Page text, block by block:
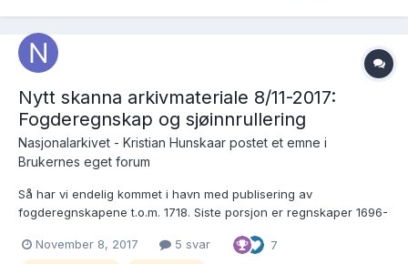
Nytt skanna arkivmateriale 8/11-2017:
Fogderegnskap og sjøinnrullering
Nasjonalarkivet - Kristian Hunskaar postet et emne i
Brukernes eget forum
Så har vi endelig kommet i havn med publisering av
fogderegnskapene t.o.m. 1718. Siste porsjon er regnskaper 1696-
er 145 nye.) I tillegg vil vi peke på sjømannsruller fra Bergen
November 8, 2017 5 svar 7